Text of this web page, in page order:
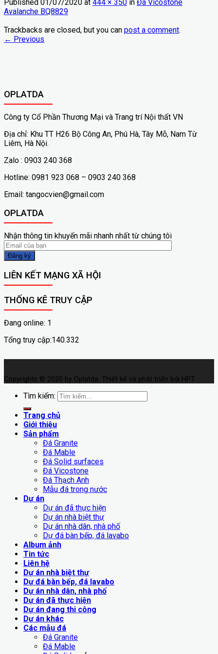
Published 01/07/2020 at 444 × 350 in Đá Vicostone
Avalanche BQ8829
Trackbacks are closed, but you can post a comment.
← Previous
OPLATDA
Công ty Cổ Phần Thương Mại và Trang trí Nội thất VN
Địa chỉ: Khu TT H26 Bộ Công An, Phú Hà, Tây Mỗ, Nam Từ
Liêm, Hà Nội.
Zalo : 0903 240 368
Hotline: 0981 923 068 – 0903 240 368
Email: tangocvien@gmail.com
OPLATDA
Nhận thông tin khuyến mãi nhanh nhất từ chúng tôi
LIÊN KẾT MẠNG XÃ HỘI
THỐNG KÊ TRUY CẬP
Đang online: 1
Tổng truy cập:140.332
Copyrights © 2020 by Oplatda. Thiết kế và phát triển bởi HPT
Tìm kiếm:
Trang chủ
Giới thiệu
Sản phẩm
Đá Granite
Đá Mable
Đá Solid surfaces
Đá Vicostone
Đá Thạch Anh
Mẫu đá trong nước
Dự án
Dự án đã thực hiện
Dự án nhà biệt thự
Dự án nhà dân, nhà phố
Dự đá bàn bếp, đá lavabo
Album ảnh
Tin tức
Liên hệ
Dự án nhà biệt thự
Dự đá bàn bếp, đá lavabo
Dự án nhà dân, nhà phố
Dự án đã thực hiện
Dự án đang thi công
Dự án khác
Các mẫu đá
Đá Granite
Đá Mable